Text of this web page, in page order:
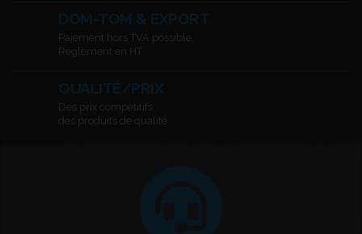
DOM-TOM & EXPORT
Paiement hors TVA possible
Règlement en HT
QUALITÉ/PRIX
Des prix compétitifs,
des produits de qualité